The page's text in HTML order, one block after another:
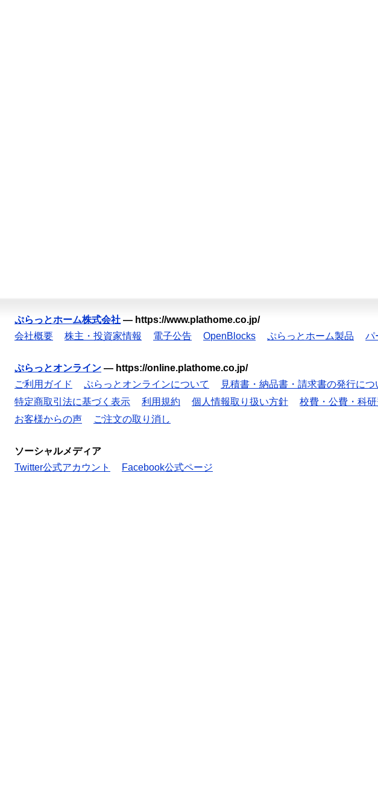
ぷらっとホーム株式会社 — https://www.plathome.co.jp/
会社概要
株主・投資家情報 電子公告 OpenBlocks ぷらっとホーム製品 パ
ぷらっとオンライン — https://online.plathome.co.jp/
ご利用ガイド
ぷらっとオンラインについて 見積書・納品書・請求書の発行につ
特定商取引法に基づく表示
利用規約 個人情報取り扱い方針 校費・公費・科
お客様からの声
ご注文の取り消し
ソーシャルメディア
Twitter公式アカウント
Facebook公式ページ